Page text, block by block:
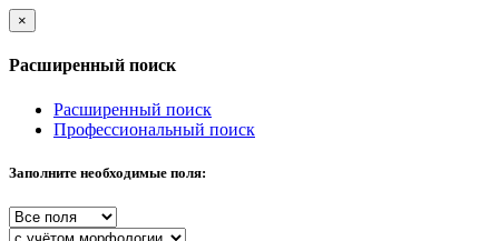
×
Расширенный поиск
Расширенный поиск
Профессиональный поиск
Заполните необходимые поля: